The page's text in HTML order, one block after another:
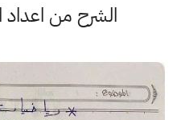
الشرح من اعداد